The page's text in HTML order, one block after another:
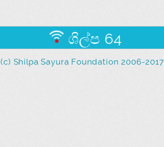
ශිල්ප 64
(c) Shilpa Sayura Foundation 2006-2017